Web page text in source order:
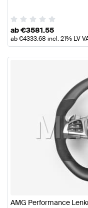
ab€3581.55
ab€4333.68 incl. 21% LV
AMG Performance